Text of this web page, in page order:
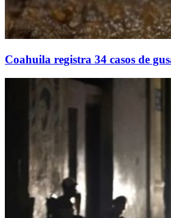
Coahuila registra 34 casos de